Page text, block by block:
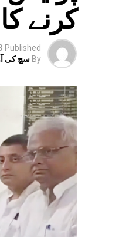
کرنے
Published
By سچ کی